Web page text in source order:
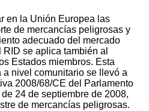
en la Unión Europea las
de mercancías peligrosas y
adecuado del mercado
se aplica también al
Estados miembros. Esta
nivel comunitario se llevó a
2008/68/CE del Parlamento
24 de septiembre de 2008,
de mercancías peligrosas.